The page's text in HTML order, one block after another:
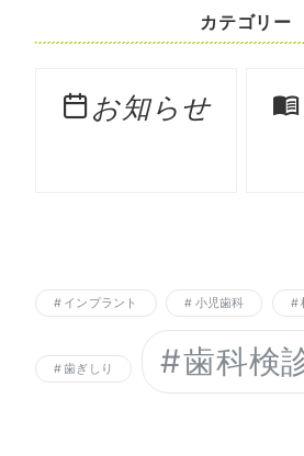
ー
カテゴリー
お知らせ
インプラント 小児歯科
歯ぎしり 歯科検